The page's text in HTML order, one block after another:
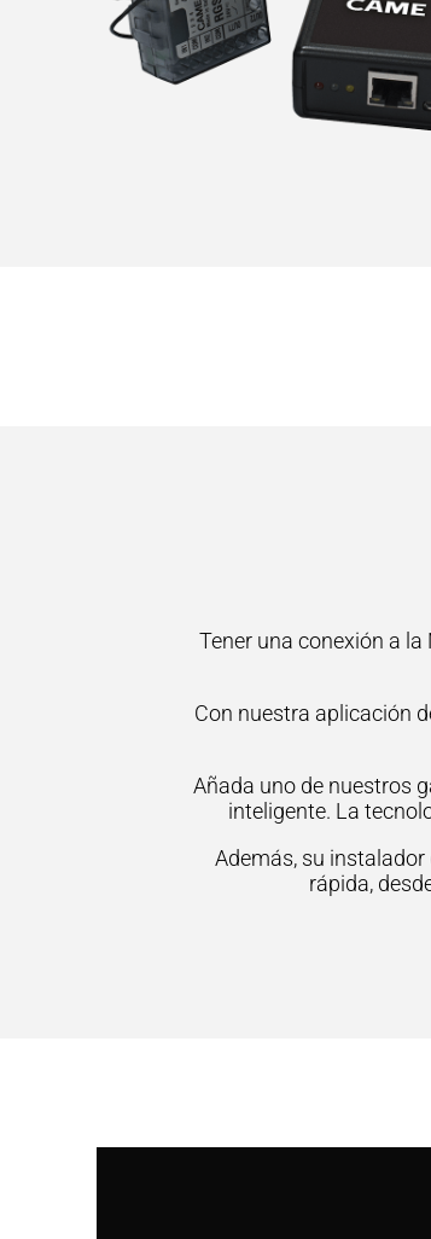
Tener una conexión a
Con nuestra aplicación
Añada uno de nuestros
inteligente. La
Además, su
rápida,